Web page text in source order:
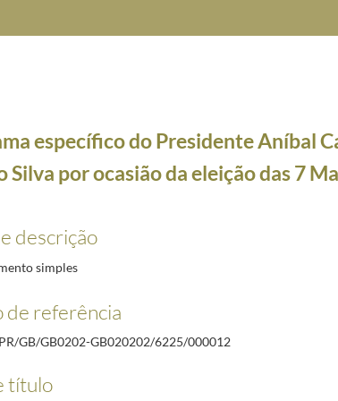
da cerimónia militar de receção das Forças Nacionais Destacadas no
Silva, por ocasião da reabertura do Teatro José Inácio da Silva em Leiria
da Taça Portugal Solidário 2007-01-24/2007-01-24
da inauguração do Polo de Inovação de Aveiro da Nokia Siemens Network
da deslocação ao distrito de Braga e ao Porto
específico do Presidente Aníbal
Silva por ocasião da eleição das 7
descrição
simples
de referência
GB/GB0202-GB020202/6225/000012
título